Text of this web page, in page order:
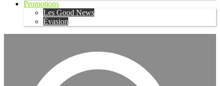
Promotions
Les Good News
Évasion